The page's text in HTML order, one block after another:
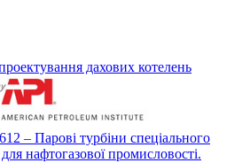
дахових котелень
– Парові турбіни спеціального
нафтогазової промисловості.